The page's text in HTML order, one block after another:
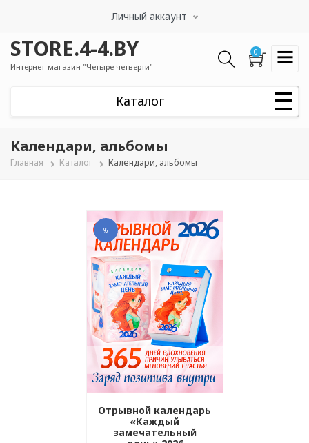
содержанию
Личный аккаунт
STORE.4-4.BY
Интернет-магазин "Четыре четверти"
0
Календари, альбомы
Строка
Главная Каталог Календари, альбомы
%
Отрывной календарь
«Каждый
замечательный